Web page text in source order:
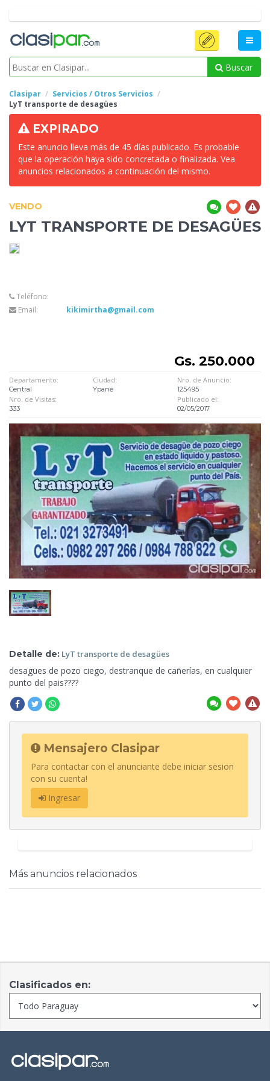
Buscar
Clasipar
Servicios / Otros Servicios
LyT transporte de desagües
EXPIRADO
Este anuncio lleva más de 45 días publicado. Es probable
que la operación haya sido concretada o finalizada. Vea
anuncios relacionados a continuación del mismo.
VENDO
LYT TRANSPORTE DE DESAGÜES
Teléfono:
Email:
kikimirtha@gmail.com
Gs. 250.000
Departamento:
Central
Ciudad:
Ypané
Nro. de Anuncio:
125495
Nro. de Visitas:
333
Publicado el:
02/05/2017
Detalle de: LyT transporte de desagües
desagües de pozo ciego, destranque de cañerías, en cualquier
punto del pais????
Mensajero Clasipar
Para contactar con el anunciante debe iniciar sesion
con su cuenta!
Ingresar
Más anuncios relacionados
Clasificados en: